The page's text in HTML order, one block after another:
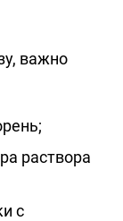
важно
раствора
с